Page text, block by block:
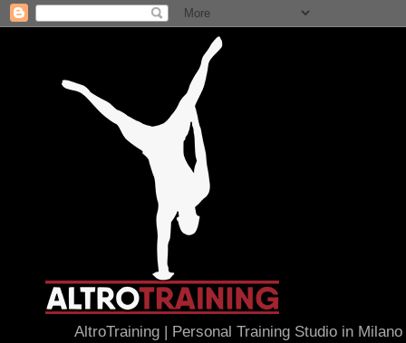
AltroTraining | Personal Training Studio in Milano